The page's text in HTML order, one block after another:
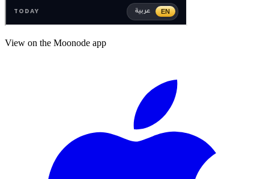
View on the Moonode app